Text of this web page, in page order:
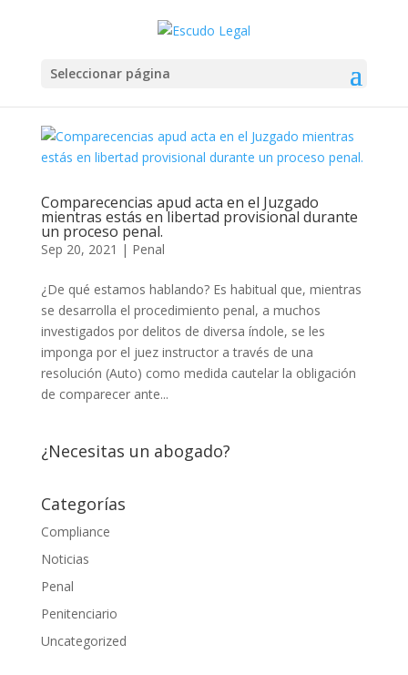
Seleccionar página
Comparecencias apud acta en el Juzgado
mientras estás en libertad provisional durante
un proceso penal.
Sep 20, 2021 | Penal
¿De qué estamos hablando? Es habitual que, mientras
se desarrolla el procedimiento penal, a muchos
investigados por delitos de diversa índole, se les
imponga por el juez instructor a través de una
resolución (Auto) como medida cautelar la obligación
de comparecer ante...
¿Necesitas un abogado?
Categorías
Compliance
Noticias
Penal
Penitenciario
Uncategorized
Necesarias
Estas
son
opcionales.